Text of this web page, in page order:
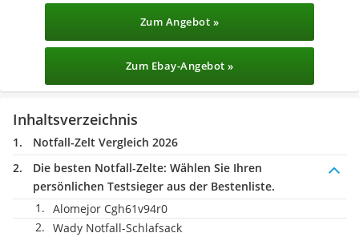
Zum Angebot »
Zum Ebay-Angebot »
Inhaltsverzeichnis
Notfall-Zelt Vergleich 2026
Die besten Notfall-Zelte: Wählen Sie Ihren
persönlichen Testsieger aus der Bestenliste.
Alomejor Cgh61v94r0
Wady Notfall-Schlafsack